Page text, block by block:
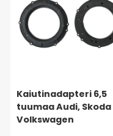
Kaiutinadapteri 6,5
tuumaa Audi,
Volkswagen